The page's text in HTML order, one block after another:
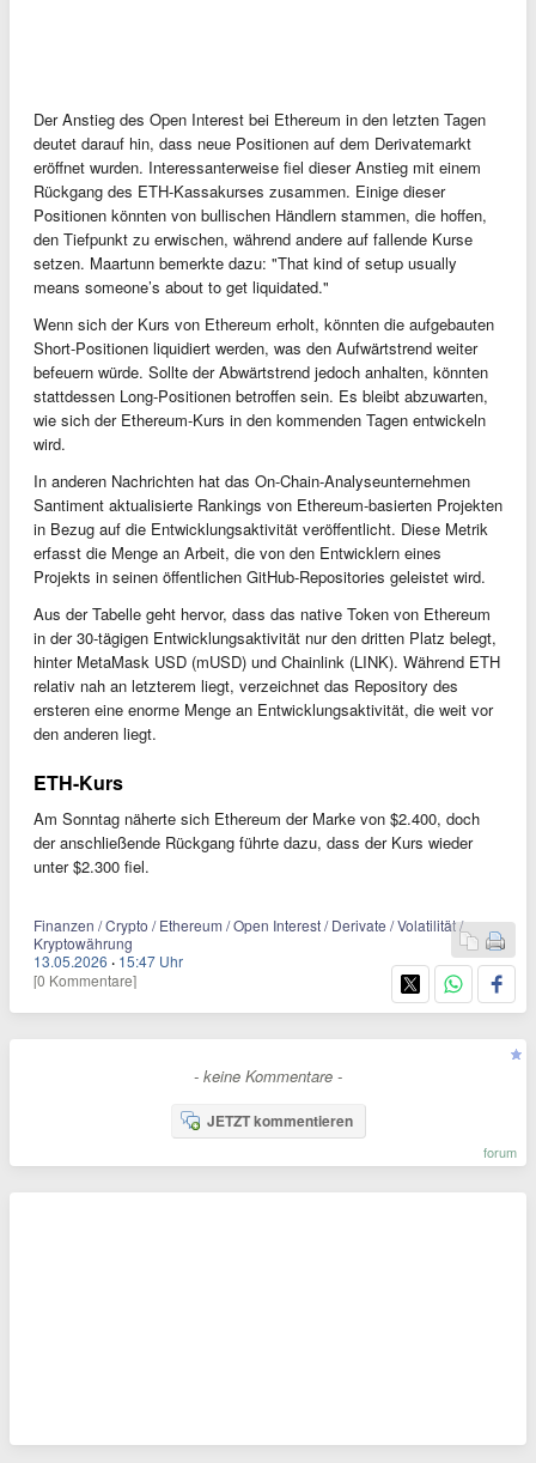
Der Anstieg des Open Interest bei Ethereum in den letzten Tagen
deutet darauf hin, dass neue Positionen auf dem Derivatemarkt
eröffnet wurden. Interessanterweise fiel dieser Anstieg mit einem
Rückgang des ETH-Kassakurses zusammen. Einige dieser
Positionen könnten von bullischen Händlern stammen, die hoffen,
den Tiefpunkt zu erwischen, während andere auf fallende Kurse
setzen. Maartunn bemerkte dazu: "That kind of setup usually
means someone’s about to get liquidated."
Wenn sich der Kurs von Ethereum erholt, könnten die aufgebauten
Short-Positionen liquidiert werden, was den Aufwärtstrend weiter
befeuern würde. Sollte der Abwärtstrend jedoch anhalten, könnten
stattdessen Long-Positionen betroffen sein. Es bleibt abzuwarten,
wie sich der Ethereum-Kurs in den kommenden Tagen entwickeln
wird.
In anderen Nachrichten hat das On-Chain-Analyseunternehmen
Santiment aktualisierte Rankings von Ethereum-basierten Projekten
in Bezug auf die Entwicklungsaktivität veröffentlicht. Diese Metrik
erfasst die Menge an Arbeit, die von den Entwicklern eines
Projekts in seinen öffentlichen GitHub-Repositories geleistet wird.
Aus der Tabelle geht hervor, dass das native Token von Ethereum
in der 30-tägigen Entwicklungsaktivität nur den dritten Platz belegt,
hinter MetaMask USD (mUSD) und Chainlink (LINK). Während ETH
relativ nah an letzterem liegt, verzeichnet das Repository des
ersteren eine enorme Menge an Entwicklungsaktivität, die weit vor
den anderen liegt.
ETH-Kurs
Am Sonntag näherte sich Ethereum der Marke von $2.400, doch
der anschließende Rückgang führte dazu, dass der Kurs wieder
unter $2.300 fiel.
Finanzen / Crypto / Ethereum / Open Interest / Derivate / Volatilität /
Kryptowährung
13.05.2026 · 15:47 Uhr
[0 Kommentare]
- keine Kommentare -
JETZT kommentieren
forum